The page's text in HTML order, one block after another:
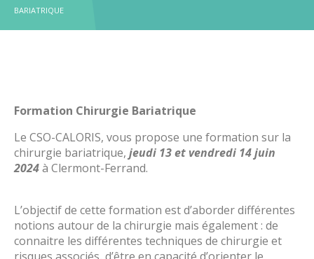
Troubles du Comportement Alimentaire (TCA)
Où s’adresser
RePPOP A
BARIATRIQUE
Formation Chirurgie Bariatrique
Le CSO-CALORIS, vous propose une formation sur la
chirurgie bariatrique, jeudi 13 et vendredi 14 juin
2024à Clermont-Ferrand.
L’objectif de cette formation est d’aborder différentes
notions autour de la chirurgie mais également : de
connaitre les différentes techniques de chirurgie et